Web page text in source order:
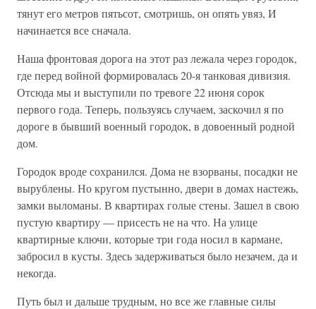
тянут его метров пятьсот, смотришь, он опять увяз, И
начинается все сначала.
Наша фронтовая дорога на этот раз лежала через городок,
где перед войной формировалась 20-я танковая дивизия.
Отсюда мы и выступили по тревоге 22 июня сорок
первого года. Теперь, пользуясь случаем, заскочил я по
дороге в бывший военный городок, в довоенный родной
дом.
Городок вроде сохранился. Дома не взорваны, посадки не
вырублены. Но кругом пустынно, двери в домах настежь,
замки выломаны. В квартирах голые стены. Зашел в свою
пустую квартиру — присесть не на что. На улице
квартирные ключи, которые три года носил в кармане,
забросил в кусты. Здесь задерживаться было незачем, да и
некогда.
Путь был и дальше трудным, но все же главные силы